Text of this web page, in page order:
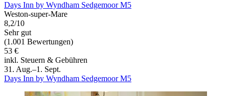
Days Inn by Wyndham Sedgemoor M5
Weston-super-Mare
8,2/10
Sehr gut
(1.001 Bewertungen)
53 €
inkl. Steuern & Gebühren
31. Aug.–1. Sept.
Days Inn by Wyndham Sedgemoor M5